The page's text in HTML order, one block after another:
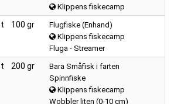
Klippens fiskecamp
100 gr
Flugfiske (Enhand)
Klippens fiskecamp
Fluga - Streamer
200 gr
Bara Småfisk i farten
Spinnfiske
Klippens fiskecamp
Wobbler liten (0-10 cm)